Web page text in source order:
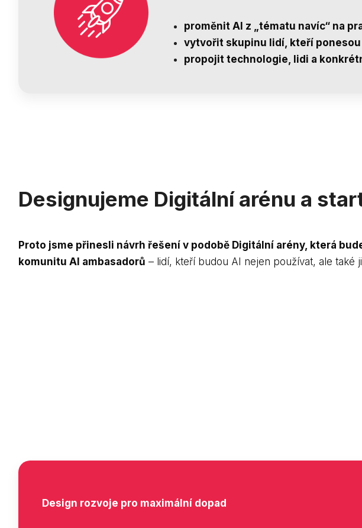
proměnit AI z „tématu navíc“ na
vytvořit skupinu lidí, kteří ponesou
propojit technologie, lidi a
Designujeme Digitální arénu a
Proto jsme přinesli návrh řešení v podobě Digitální arény, která
komunitu AI ambasadorů – lidí, kteří budou AI nejen používat, ale také
Design rozvoje pro maximální dopad